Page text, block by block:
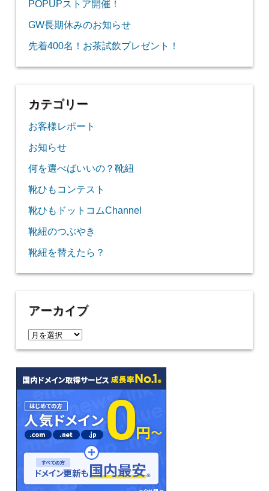
POPUPストア開催！
GW長期休みのお知らせ
先着400名！お茶試飲プレゼント！
カテゴリー
お客様レポート
お知らせ
何を選べばいいの？靴紐
靴ひもコンテスト
靴ひもドットコムChannel
靴紐のつぶやき
靴紐を替えたら？
アーカイブ
ア
ー
カ
イ
ブ